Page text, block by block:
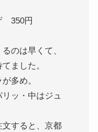
350円
のは早くて、
ました。
多め。
ッ・中はジュ
文すると、京都